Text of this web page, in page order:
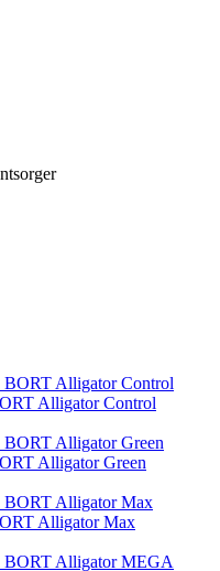
Alligator Control
Alligator Green
Alligator Max